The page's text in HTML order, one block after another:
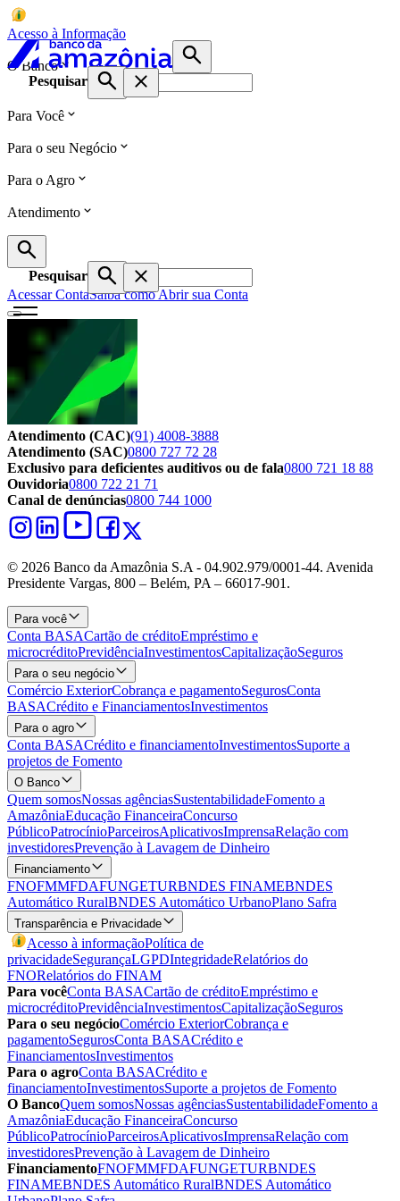
Acesso à Informação
O Banco
Pesquisar
Para Você
Para o seu Negócio
Para o Agro
Atendimento
Pesquisar
Acessar ContaSaiba como Abrir sua Conta
Atendimento (CAC)(91) 4008-3888
Atendimento (SAC)0800 727 72 28
Exclusivo para deficientes auditivos ou de fala0800 721 18 88
Ouvidoria0800 722 21 71
Canal de denúncias0800 744 1000
© 2026 Banco da Amazônia S.A - 04.902.979/0001‐44. Avenida
Presidente Vargas, 800 – Belém, PA – 66017-901.
Para você
Conta BASACartão de créditoEmpréstimo e
microcréditoPrevidênciaInvestimentosCapitalizaçãoSeguros
Para o seu negócio
Comércio ExteriorCobrança e pagamentoSegurosConta
BASACrédito e FinanciamentosInvestimentos
Para o agro
Conta BASACrédito e financiamentoInvestimentosSuporte a
projetos de Fomento
O Banco
Quem somosNossas agênciasSustentabilidadeFomento a
AmazôniaEducação FinanceiraConcurso
PúblicoPatrocínioParceirosAplicativosImprensaRelação com
investidoresPrevenção à Lavagem de Dinheiro
Financiamento
FNOFMMFDAFUNGETURBNDES FINAMEBNDES
Automático RuralBNDES Automático UrbanoPlano Safra
Transparência e Privacidade
Acesso à informaçãoPolítica de
privacidadeSegurançaLGPDIntegridadeRelatórios do
FNORelatórios do FINAM
Para vocêConta BASACartão de créditoEmpréstimo e
microcréditoPrevidênciaInvestimentosCapitalizaçãoSeguros
Para o seu negócioComércio ExteriorCobrança e
pagamentoSegurosConta BASACrédito e
FinanciamentosInvestimentos
Para o agroConta BASACrédito e
financiamentoInvestimentosSuporte a projetos de Fomento
O BancoQuem somosNossas agênciasSustentabilidadeFomento a
AmazôniaEducação FinanceiraConcurso
PúblicoPatrocínioParceirosAplicativosImprensaRelação com
investidoresPrevenção à Lavagem de Dinheiro
FinanciamentoFNOFMMFDAFUNGETURBNDES
FINAMEBNDES Automático RuralBNDES Automático